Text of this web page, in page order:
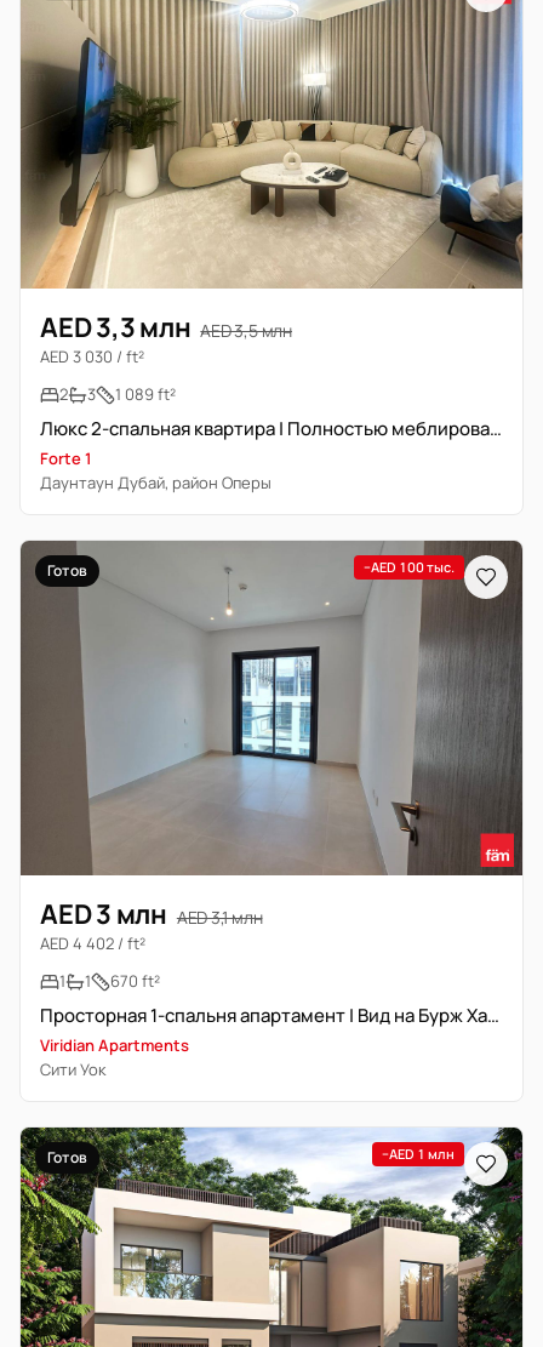
AED 3,3 млн AED 3,5 млн
AED 3 030 / ft²
2
3 1 089 ft²
Люкс 2-спальная квартира | Полностью меблирована | Высокий этаж
Forte 1
Даунтаун Дубай, район Оперы
Готов −AED 100 тыс.
AED 3 млн AED 3,1 млн
AED 4 402 / ft²
1
1 670 ft²
Просторная 1-спальня апартамент | Вид на Бурж Халифа
Viridian Apartments
Сити Уок
Готов −AED 1 млн